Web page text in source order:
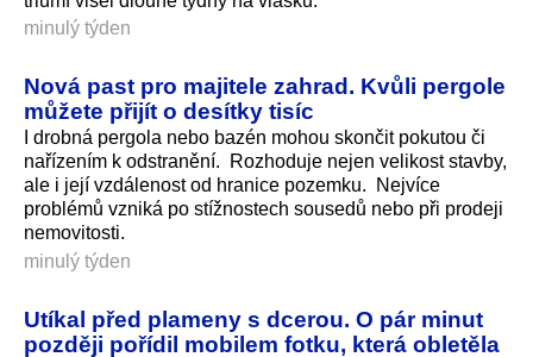
minulý týden
Nová past pro majitele zahrad. Kvůli pergole
můžete přijít o desítky tisíc
I drobná pergola nebo bazén mohou skončit pokutou či
nařízením k odstranění. Rozhoduje nejen velikost stavby,
ale i její vzdálenost od hranice pozemku. Nejvíce
problémů vzniká po stížnostech sousedů nebo při prodeji
nemovitosti.
minulý týden
Utíkal před plameny s dcerou. O pár minut
později pořídil mobilem fotku, která obletěla